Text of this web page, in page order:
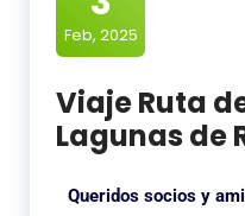
Feb, 2025
Viaje Ruta
Lagunas de
Queridos socios y